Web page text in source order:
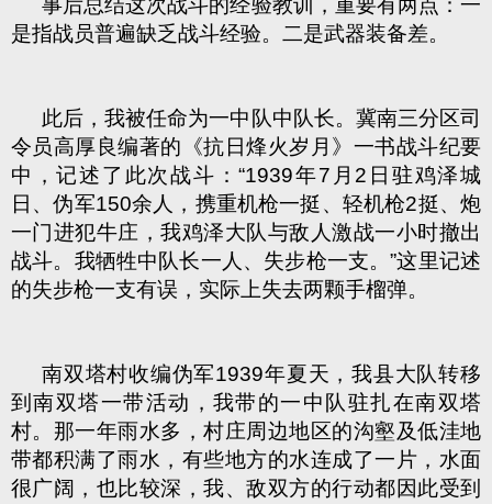
事后总结这次战斗的经验教训，重要有两点：一
是指战员普遍缺乏战斗经验。二是武器装备差。
此后，我被任命为一中队中队长。冀南三分区司
令员高厚良编著的《抗日烽火岁月》一书战斗纪要
中，记述了此次战斗：“1939年7月2日驻鸡泽城
日、伪军150余人，携重机枪一挺、轻机枪2挺、炮
一门进犯牛庄，我鸡泽大队与敌人激战一小时撤出
战斗。我牺牲中队长一人、失步枪一支。”这里记述
的失步枪一支有误，实际上失去两颗手榴弹。
南双塔村收编伪军1939年夏天，我县大队转移
到南双塔一带活动，我带的一中队驻扎在南双塔
村。那一年雨水多，村庄周边地区的沟壑及低洼地
带都积满了雨水，有些地方的水连成了一片，水面
很广阔，也比较深，我、敌双方的行动都因此受到